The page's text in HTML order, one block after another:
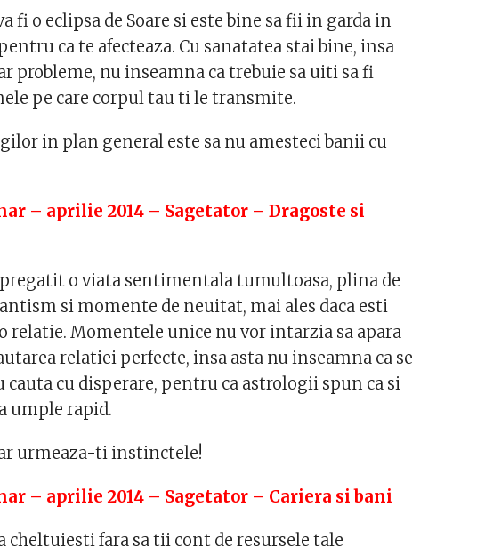
fi o eclipsa de Soare si este bine sa fii in garda in
ca te afecteaza. Cu sanatatea stai bine, insa
probleme, nu inseamna ca trebuie sa uiti sa fi
pe care corpul tau ti le transmite.
in plan general este sa nu amesteci banii cu
– aprilie 2014 – Sagetator – Dragoste si
o viata sentimentala tumultoasa, plina de
si momente de neuitat, mai ales daca esti
relatie. Momentele unice nu vor intarzia sa apara
relatiei perfecte, insa asta nu inseamna ca se
cauta cu disperare, pentru ca astrologii spun ca si
umple rapid.
urmeaza-ti instinctele!
– aprilie 2014 – Sagetator – Cariera si bani
cheltuiesti fara sa tii cont de resursele tale